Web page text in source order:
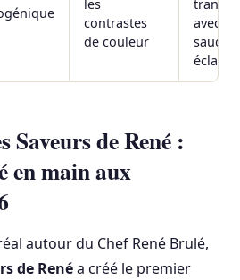
les
contrastes
de couleur
avec
sauce
éclats
Saveurs de René :
en main aux
autour du Chef René Brulé,
de Renéa créé le premier